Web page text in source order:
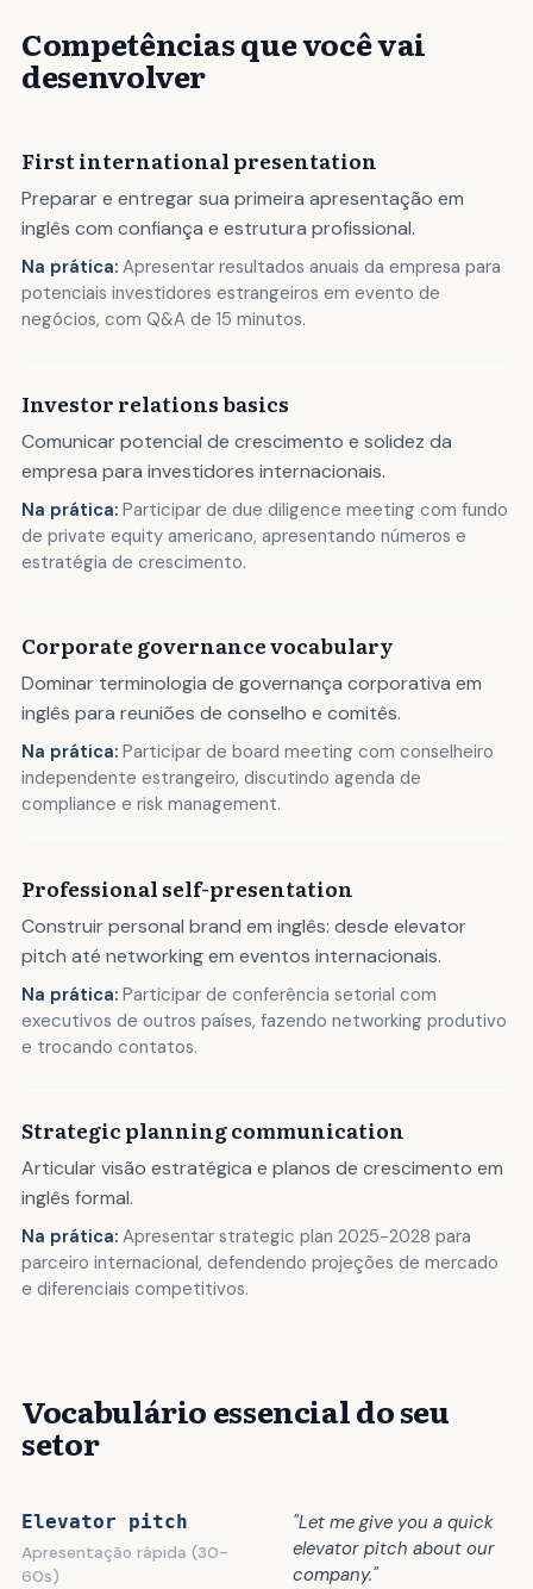
Competências que você vai
desenvolver
First international presentation
Preparar e entregar sua primeira apresentação em
inglês com confiança e estrutura profissional.
Na prática: Apresentar resultados anuais da empresa para
potenciais investidores estrangeiros em evento de
negócios, com Q&A de 15 minutos.
Investor relations basics
Comunicar potencial de crescimento e solidez da
empresa para investidores internacionais.
Na prática: Participar de due diligence meeting com fundo
de private equity americano, apresentando números e
estratégia de crescimento.
Corporate governance vocabulary
Dominar terminologia de governança corporativa em
inglês para reuniões de conselho e comitês.
Na prática: Participar de board meeting com conselheiro
independente estrangeiro, discutindo agenda de
compliance e risk management.
Professional self-presentation
Construir personal brand em inglês: desde elevator
pitch até networking em eventos internacionais.
Na prática: Participar de conferência setorial com
executivos de outros países, fazendo networking produtivo
e trocando contatos.
Strategic planning communication
Articular visão estratégica e planos de crescimento em
inglês formal.
Na prática: Apresentar strategic plan 2025-2028 para
parceiro internacional, defendendo projeções de mercado
e diferenciais competitivos.
Vocabulário essencial do seu
setor
Elevator pitch
Apresentação rápida (30-
60s)
"Let me give you a quick
elevator pitch about our
company."